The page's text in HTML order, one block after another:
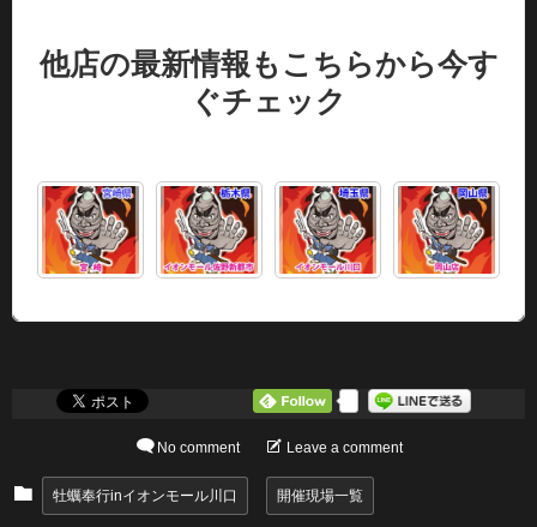
他店の最新情報もこちらから今す
ぐチェック
No comment Leave a comment
牡蠣奉行inイオンモール川口 開催現場一覧